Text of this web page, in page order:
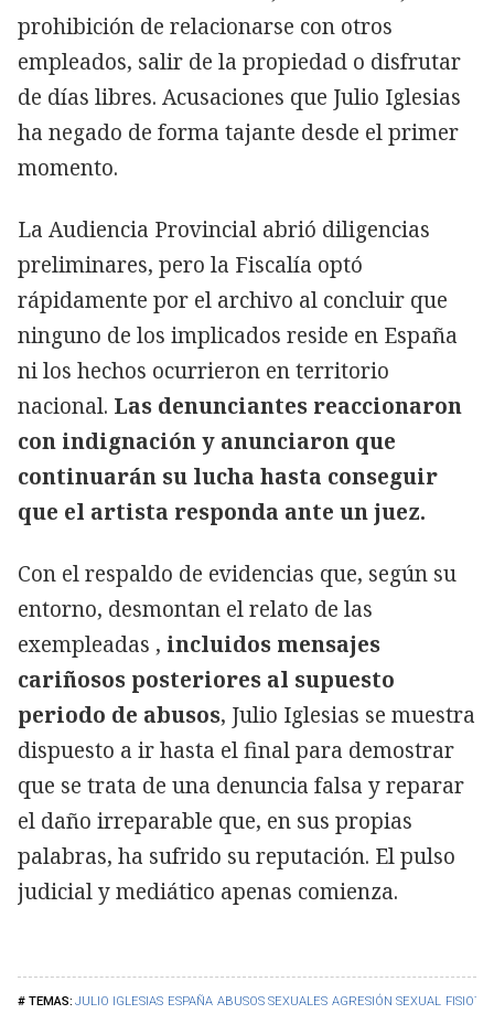
JULIO IGLESIAS ESPAÑA ABUSOS SEXUALES AGRESIÓN SEXUAL
prohibición de relacionarse con otros
empleados, salir de la propiedad o disfrutar
de días libres. Acusaciones que Julio Iglesias
ha negado de forma tajante desde el primer
momento.
La Audiencia Provincial abrió diligencias
preliminares, pero la Fiscalía optó
rápidamente por el archivo al concluir que
ninguno de los implicados reside en España
ni los hechos ocurrieron en territorio
nacional. Las denunciantes reaccionaron
con indignación y anunciaron que
continuarán su lucha hasta conseguir
que el artista responda ante un juez.
Con el respaldo de evidencias que, según su
entorno, desmontan el relato de las
exempleadas , incluidos mensajes
cariñosos posteriores al supuesto
periodo de abusos, Julio Iglesias se muestra
dispuesto a ir hasta el final para demostrar
que se trata de una denuncia falsa y reparar
el daño irreparable que, en sus propias
palabras, ha sufrido su reputación. El pulso
judicial y mediático apenas comienza.